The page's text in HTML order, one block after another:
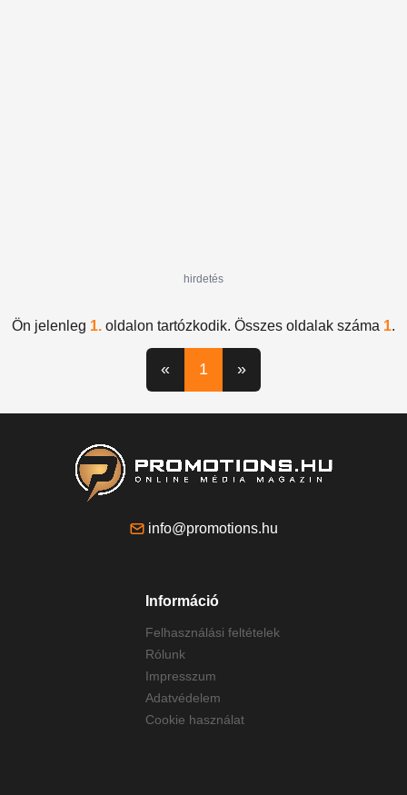
hirdetés
Ön jelenleg 1. oldalon tartózkodik. Összes oldalak száma 1.
« 1 »
info@promotions.hu
Információ
Felhasználási feltételek
Rólunk
Impresszum
Adatvédelem
Cookie használat